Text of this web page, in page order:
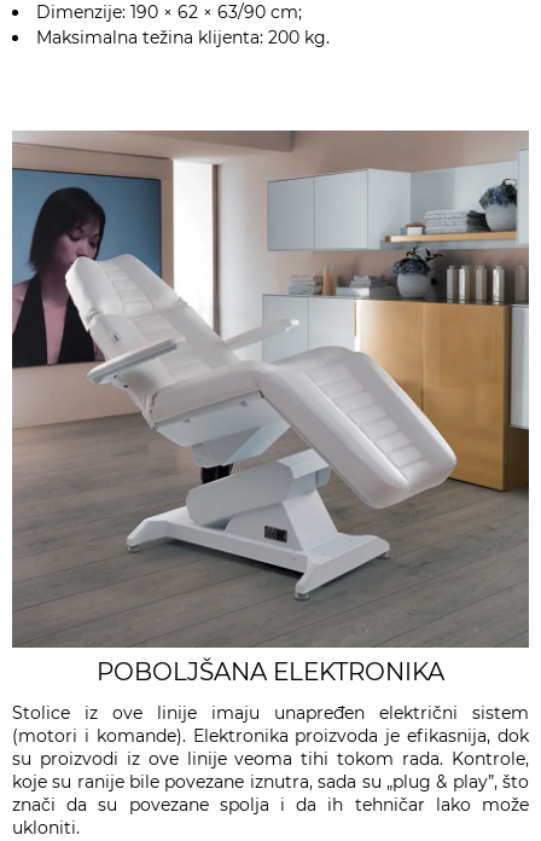
Dimenzije: 190 × 62 × 63/90 cm;
Maksimalna težina klijenta: 200 kg.
POBOLJŠANA ELEKTRONIKA
Stolice iz ove linije imaju unapređen električni sistem
(motori i komande). Elektronika proizvoda je efikasnija, dok
su proizvodi iz ove linije veoma tihi tokom rada. Kontrole,
koje su ranije bile povezane iznutra, sada su „plug & play”, što
znači da su povezane spolja i da ih tehničar lako može
ukloniti.